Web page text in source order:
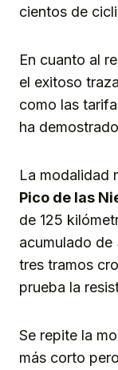
cientos de
En cuanto al
el exitoso
como las
ha
La modalidad
Pico de las
de 125
acumulado
tres tramos
prueba la
Se repite la
más corto